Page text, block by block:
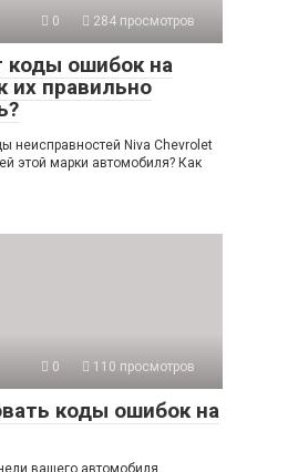
0 284 просмотров
коды ошибок на
их правильно
неисправностей Niva Chevrolet
этой марки автомобиля? Как
0 110 просмотров
коды ошибок на
вашего автомобиля